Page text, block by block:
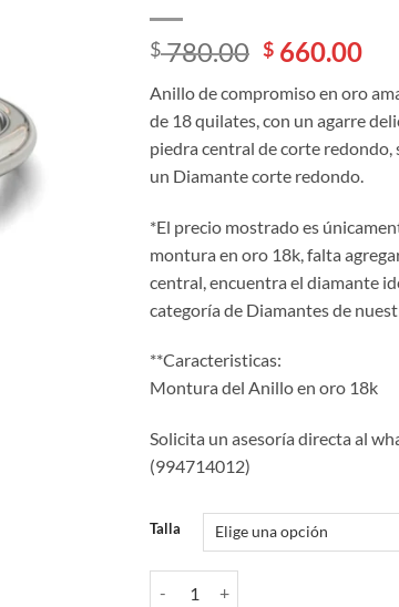
$780.00 El
original
era:
$ 780.00.
$ 660.00El
es:
$
Anillo de compromiso en oro
de 18 quilates, con un agarre
piedra central de corte redondo,
un Diamante corte redondo.
*El precio mostrado es
montura en oro 18k, falta
central, encuentra el diamante
categoría de Diamantes de
**Caracteristicas:
Montura del Anillo en oro 18k
Solicita un asesoría directa al
(994714012)
Talla